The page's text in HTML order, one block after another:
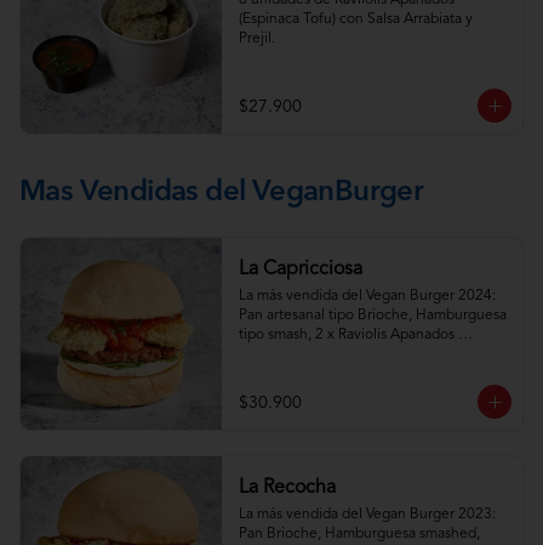
(Espinaca Tofu) con Salsa Arrabiata y
Prejil.
$27.900
Mas Vendidas del VeganBurger
La Capricciosa
La más vendida del Vegan Burger 2024:
Pan artesanal tipo Brioche, Hamburguesa
tipo smash, 2 x Raviolis Apanados
$30.900
La Recocha
La más vendida del Vegan Burger 2023:
Pan Brioche, Hamburguesa smashed,